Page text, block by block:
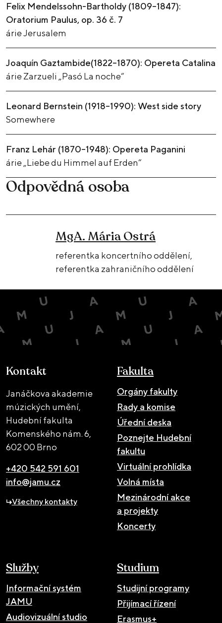
Felix Mendelssohn-Bartholdy (1809–1847):
Oratorium Paulus, op. 36 č. 7
árie Jerusalem
Joaquín Gaztambide(1822–1870): Opereta Catalina
árie Zarzueli „Pasó La noche“
Leonard Bernstein (1918–1990): West side story
Somewhere
Franz Lehár (1870–1948): Opereta Paganini
árie „Liebe du Himmel auf Erden“
Odpovědná osoba
MgA. Mária Ostrá
referentka koncertního oddělení​,
referentka zahraničního oddělení
Kontakt
Janáčkova akademie
múzických umění,
Hudební fakulta
Komenského nám. 6,
602 00 Brno
+420 542 591 601
info@jamu.cz
Všechny kontakty
Fakulta
Orgány fakulty
Rady a komise
Úřední deska
Poznejte Hudební
fakultu
Virtuální prohlídka
Volná místa
Mezinárodní akce
a projekty
Koncerty
Služby
Informační systém
JAMU
Audiovizuální studio
Studium
Studijní programy
Přijímací řízení
Erasmus+